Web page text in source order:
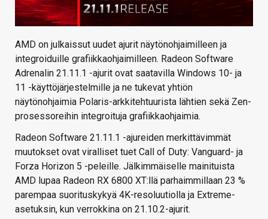
AMD on julkaissut uudet ajurit näytönohjaimilleen ja
integroiduille grafiikkaohjaimilleen. Radeon Software
Adrenalin 21.11.1 -ajurit ovat saatavilla Windows 10- ja
11 -käyttöjärjestelmille ja ne tukevat yhtiön
näytönohjaimia Polaris-arkkitehtuurista lähtien sekä Zen-
prosessoreihin integroituja grafiikkaohjaimia.
Radeon Software 21.11.1 -ajureiden merkittävimmät
muutokset ovat viralliset tuet Call of Duty: Vanguard- ja
Forza Horizon 5 -peleille. Jälkimmäiselle mainituista
AMD lupaa Radeon RX 6800 XT:llä parhaimmillaan 23 %
parempaa suorituskykyä 4K-resoluutiolla ja Extreme-
asetuksin, kun verrokkina on 21.10.2-ajurit.